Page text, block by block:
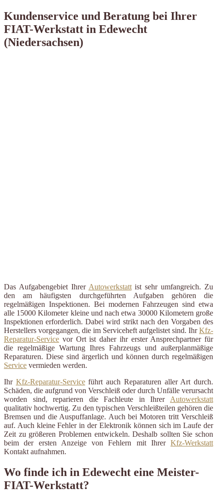
Kundenservice und Beratung bei Ihrer
FIAT-Werkstatt in Edewecht
(Niedersachsen)
Das Aufgabengebiet Ihrer Autowerkstattist sehr umfangreich. Zu
den am häufigsten durchgeführten Aufgaben gehören die
regelmäßigen Inspektionen. Bei modernen Fahrzeugen sind etwa
alle 15000 Kilometer kleine und nach etwa 30000 Kilometern große
Inspektionen erforderlich. Dabei wird strikt nach den Vorgaben des
Herstellers vorgegangen, die im Serviceheft aufgelistet sind. IhrKfz-
Reparatur-Service vor Ort ist daher ihr erster Ansprechpartner für
die regelmäßige Wartung Ihres Fahrzeugs und außerplanmäßige
Reparaturen. Diese sind ärgerlich und können durch regelmäßigen
Service vermieden werden.
Ihr Kfz-Reparatur-Serviceführt auch Reparaturen aller Art durch.
Schäden, die aufgrund von Verschleiß oder durch Unfälle verursacht
worden sind, reparieren die Fachleute in Ihrer Autowerkstatt
qualitativ hochwertig. Zu den typischen Verschleißteilen gehören die
Bremsen und die Auspuffanlage. Auch bei Motoren tritt Verschleiß
auf. Auch kleine Fehler in der Elektronik können sich im Laufe der
Zeit zu größeren Problemen entwickeln. Deshalb sollten Sie schon
beim der ersten Anzeige von Fehlern mit Ihrer Kfz-Werkstatt
Kontakt aufnahmen.
Wo finde ich in Edewecht eine Meister-
FIAT-Werkstatt?